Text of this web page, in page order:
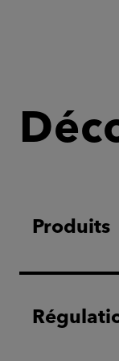
Produits